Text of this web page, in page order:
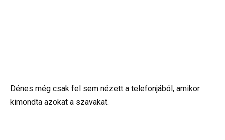
Dénes még csak fel sem nézett a telefonjából, amikor
kimondta azokat a szavakat.